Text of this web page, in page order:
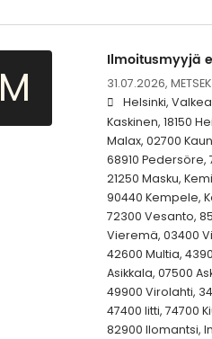
M
Ilmoitusmyyjä
31.07.2026,
Helsinki,
Kaskinen, 18150
Malax, 02700
68910 Pedersöre,
21250 Masku,
90440 Kempele,
72300 Vesanto,
Vieremä, 03400
42600 Multia,
Asikkala, 07500
49900 Virolahti,
47400 Iitti, 74700
82900 Ilomantsi,